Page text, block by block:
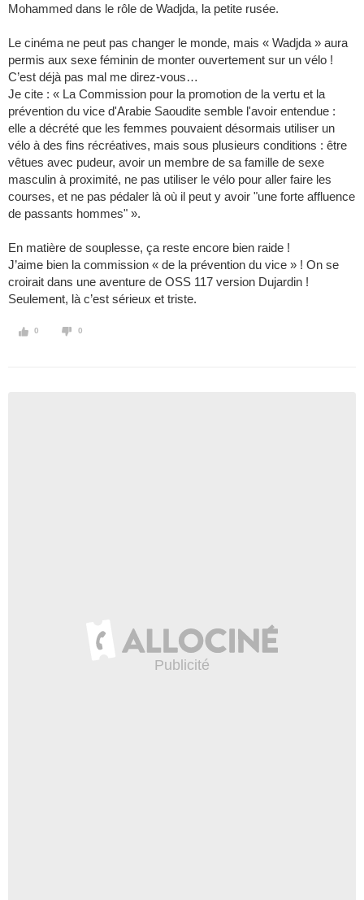
Mohammed dans le rôle de Wadjda, la petite rusée.
Le cinéma ne peut pas changer le monde, mais « Wadjda » aura
permis aux sexe féminin de monter ouvertement sur un vélo !
C’est déjà pas mal me direz-vous…
Je cite : « La Commission pour la promotion de la vertu et la
prévention du vice d'Arabie Saoudite semble l'avoir entendue :
elle a décrété que les femmes pouvaient désormais utiliser un
vélo à des fins récréatives, mais sous plusieurs conditions : être
vêtues avec pudeur, avoir un membre de sa famille de sexe
masculin à proximité, ne pas utiliser le vélo pour aller faire les
courses, et ne pas pédaler là où il peut y avoir "une forte affluence
de passants hommes" ».
En matière de souplesse, ça reste encore bien raide !
J’aime bien la commission « de la prévention du vice » ! On se
croirait dans une aventure de OSS 117 version Dujardin !
Seulement, là c’est sérieux et triste.
0 0